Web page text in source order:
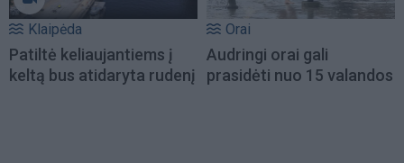
Klaipėda
Patiltė keliaujantiems į
keltą bus atidaryta rudenį
Orai
Audringi orai gali
prasidėti nuo 15 valandos